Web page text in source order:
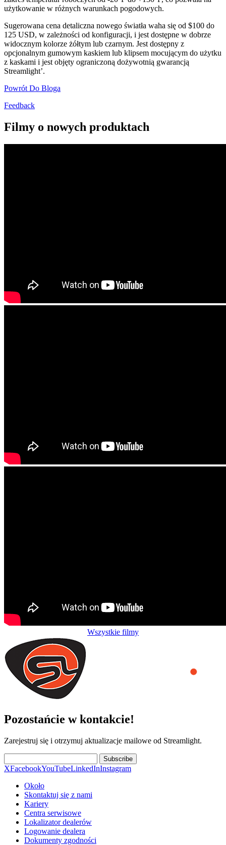
użytkowanie w różnych warunkach pogodowych.
Sugerowana cena detaliczna nowego światła waha się od $100 do
125 USD, w zależności od konfiguracji, i jest dostępne w dobrze
widocznym kolorze żółtym lub czarnym. Jest dostępny z
opcjonalnym gumowym kaskiem lub klipsem mocującym do użytku
z kaskami i jest objęty ograniczoną dożywotnią gwarancją
Streamlight’.
Powrót Do Bloga
Feedback
Filmy o nowych produktach
Wszystkie filmy
Pozostańcie w kontakcie!
Zarejestruj się i otrzymuj aktualizacje mailowe od Streamlight.
Subscribe
XFacebookYouTubeLinkedInInstagram
Około
Skontaktuj się z nami
Kariery
Centra serwisowe
Lokalizator dealerów
Logowanie dealera
Dokumenty zgodności